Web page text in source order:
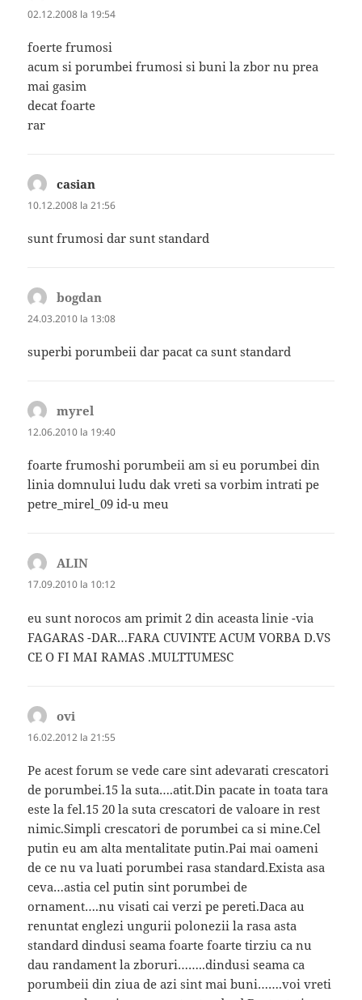
02.12.2008 la 19:54
foerte frumosi
acum si porumbei frumosi si buni la zbor nu prea
mai gasim
decat foarte
rar
casian
10.12.2008 la 21:56
sunt frumosi dar sunt standard
bogdan
24.03.2010 la 13:08
superbi porumbeii dar pacat ca sunt standard
myrel
12.06.2010 la 19:40
foarte frumoshi porumbeii am si eu porumbei din
linia domnului ludu dak vreti sa vorbim intrati pe
petre_mirel_09 id-u meu
ALIN
17.09.2010 la 10:12
eu sunt norocos am primit 2 din aceasta linie -via
FAGARAS -DAR…FARA CUVINTE ACUM VORBA D.VS
CE O FI MAI RAMAS .MULTTUMESC
ovi
16.02.2012 la 21:55
Pe acest forum se vede care sint adevarati crescatori
de porumbei.15 la suta….atit.Din pacate in toata tara
este la fel.15 20 la suta crescatori de valoare in rest
nimic.Simpli crescatori de porumbei ca si mine.Cel
putin eu am alta mentalitate putin.Pai mai oameni
de ce nu va luati porumbei rasa standard.Exista asa
ceva…astia cel putin sint porumbei de
ornament….nu visati cai verzi pe pereti.Daca au
renuntat englezi ungurii polonezii la rasa asta
standard dindusi seama foarte foarte tirziu ca nu
dau randament la zboruri……..dindusi seama ca
porumbeii din ziua de azi sint mai buni…….voi vreti